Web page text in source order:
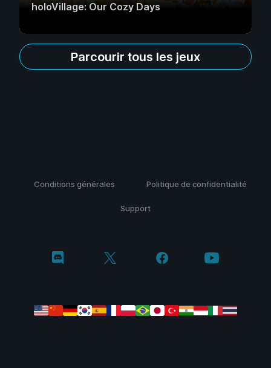
holoVillage: Our Cozy Days
Parcourir tous les jeux
Conditions générales Politique de confidentialité
Support